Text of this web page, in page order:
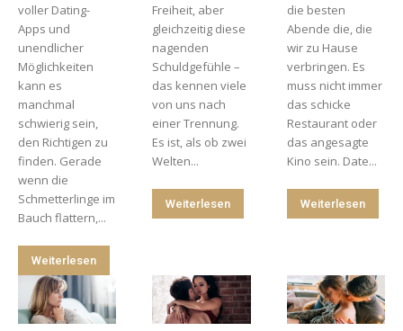
voller Dating-
Apps und
unendlicher
Möglichkeiten
kann es
manchmal
schwierig sein,
den Richtigen zu
finden. Gerade
wenn die
Schmetterlinge im
Bauch flattern,...
Weiterlesen
Freiheit, aber
gleichzeitig diese
nagenden
Schuldgefühle –
das kennen viele
von uns nach
einer Trennung.
Es ist, als ob zwei
Welten...
Weiterlesen
die besten
Abende die, die
wir zu Hause
verbringen. Es
muss nicht immer
das schicke
Restaurant oder
das angesagte
Kino sein. Date...
Weiterlesen